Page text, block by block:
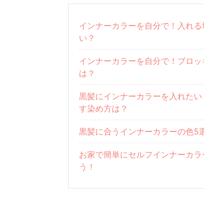
インナーカラーを自分で！入れ
い？
インナーカラーを自分で！ブロ
は？
黒髪にインナーカラーを入れた
す染め方は？
黒髪に合うインナーカラーの色5
お家で簡単にセルフインナーカラ
う！